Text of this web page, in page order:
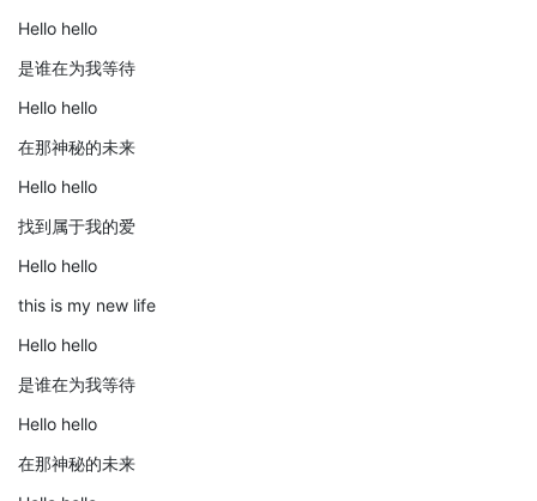
Hello hello
是谁在为我等待
Hello hello
在那神秘的未来
Hello hello
找到属于我的爱
Hello hello
this is my new life
Hello hello
是谁在为我等待
Hello hello
在那神秘的未来